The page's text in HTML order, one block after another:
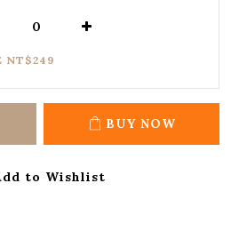
NT$249
BUY NOW
to Wishlist